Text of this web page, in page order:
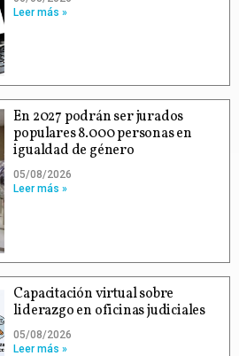
Leer más »
En 2027 podrán ser jurados
populares 8.000 personas en
igualdad de género
05/08/2026
Leer más »
Capacitación virtual sobre
liderazgo en oficinas judiciales
05/08/2026
Leer más »